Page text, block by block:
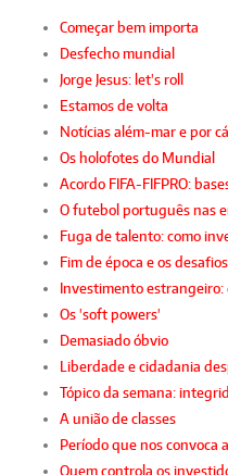
Começar bem importa
Desfecho mundial
Jorge Jesus: let's roll
Estamos de volta
Notícias além-mar e por cá
Os holofotes do Mundial
Acordo FIFA-FIFPRO:
O futebol português nas
Fuga de talento: como
Fim de época e os
Investimento
Os 'soft powers'
Demasiado óbvio
Liberdade e cidadania
Tópico da semana:
A união de classes
Período que nos convoca
Quem controla os